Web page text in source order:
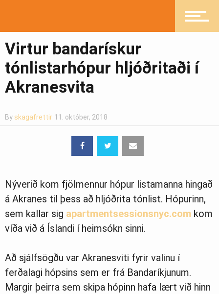
Heilsueflandi samfélag
Ljósmyndasafn
Virtur bandarískur
tónlistarhópur hljóðritaði í
Akranesvita
By skagafrettir 11. október, 2018
Nýverið kom fjölmennur hópur listamanna hingað
á Akranes til þess að hljóðrita tónlist. Hópurinn,
sem kallar sig apartmentsessionsnyc.com kom
víða við á Íslandi í heimsókn sinni.
Að sjálfsögðu var Akranesviti fyrir valinu í
ferðalagi hópsins sem er frá Bandaríkjunum.
Margir þeirra sem skipa hópinn hafa lært við hinn